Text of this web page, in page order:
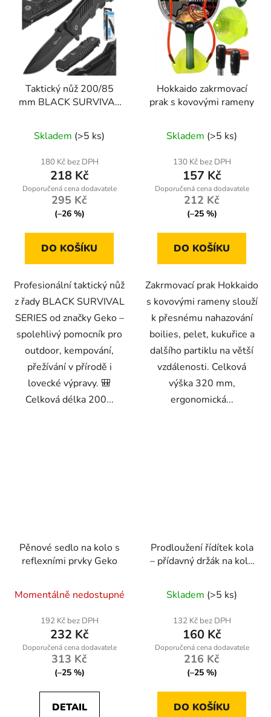
Taktický nůž 200/85
mm BLACK SURVIVAL
hodnocení
produktu
je
5,0
z
hvězdiček.
Skladem (>5 ks)
180 Kč bez DPH
218 Kč
295 Kč
(–26 %)
DO KOŠÍKU
Profesionální taktický nůž
z řady BLACK SURVIVAL
SERIES od značky Geko –
spolehlivý pomocník pro
outdoor, kempování,
přežívání v přírodě i
lovecké výpravy. 🎒
Celková délka 200...
Hokkaido zakrmovací
prak s kovovými rameny
Skladem (>5 ks)
130 Kč bez DPH
157 Kč
212 Kč
(–25 %)
DO KOŠÍKU
Zakrmovací prak Hokkaido
s kovovými rameny slouží
k přesnému nahazování
boilies, pelet, kukuřice a
dalšího partiklu na větší
vzdálenosti. Celková
výška 320 mm,
ergonomická...
Pěnové sedlo na kolo s
reflexními prvky Geko
Momentálně nedostupné
192 Kč bez DPH
232 Kč
313 Kč
(–25 %)
DETAIL
Prodloužení řídítek kola
– přídavný držák na kolo
Skladem (>5 ks)
132 Kč bez DPH
160 Kč
216 Kč
(–25 %)
DO KOŠÍKU